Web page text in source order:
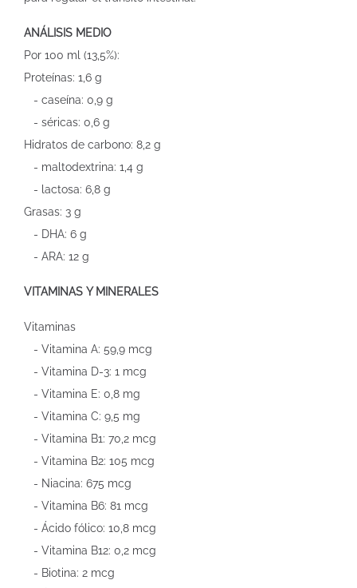
ANÁLISIS MEDIO
Por 100 ml (13,5%):
Proteínas: 1,6 g
- caseína: 0,9 g
- séricas: 0,6 g
Hidratos de carbono: 8,2 g
- maltodextrina: 1,4 g
- lactosa: 6,8 g
Grasas: 3 g
- DHA: 6 g
- ARA: 12 g
VITAMINAS Y MINERALES
Vitaminas
- Vitamina A: 59,9 mcg
- Vitamina D-3: 1 mcg
- Vitamina E: 0,8 mg
- Vitamina C: 9,5 mg
- Vitamina B1: 70,2 mcg
- Vitamina B2: 105 mcg
- Niacina: 675 mcg
- Vitamina B6: 81 mcg
- Ácido fólico: 10,8 mcg
- Vitamina B12: 0,2 mcg
- Biotina: 2 mcg